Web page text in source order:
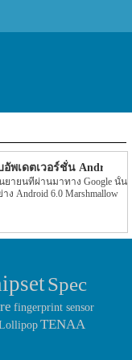
พเดตเวอร์ชั่น Android
ายนที่ผ่านมาทาง Google นั้น
Android 6.0 Marshmallow
ายๆ ค่ายผู้ผลิต Smartphone
Smartphone รุ่นต่างๆ ว่ามี
6.0 Marshmallow ตัว
ลิตอย่าง Motorola ได้ออกมา
ได้นั้นจะมีตั้งแต่รุ่น
Moto X Style (3rd gen),
Spec
fingerprint sensor
TENAA